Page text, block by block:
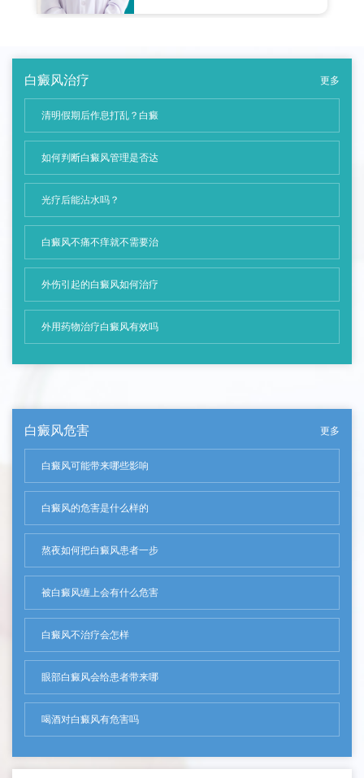
白癜风治疗 更多
清明假期后作息打乱？白癜
如何判断白癜风管理是否达
光疗后能沾水吗？
白癜风不痛不痒就不需要治
外伤引起的白癜风如何治疗
外用药物治疗白癜风有效吗
白癜风危害 更多
白癜风可能带来哪些影响
白癜风的危害是什么样的
熬夜如何把白癜风患者一步
被白癜风缠上会有什么危害
白癜风不治疗会怎样
眼部白癜风会给患者带来哪
喝酒对白癜风有危害吗